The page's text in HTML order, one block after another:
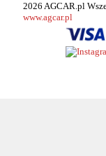
2026 AGCAR.pl
www.agcar.pl